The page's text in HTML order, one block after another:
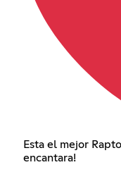
Esta el mejor
encantara!